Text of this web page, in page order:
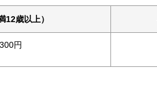
12歳以上）
300円